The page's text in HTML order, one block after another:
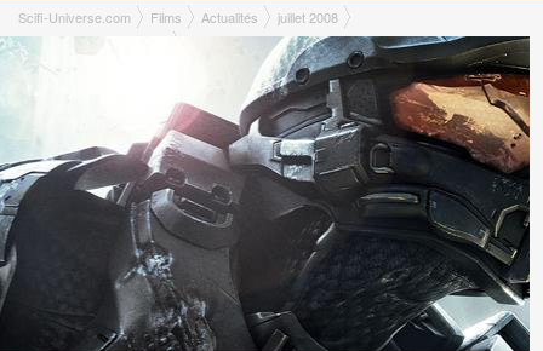
Scifi-Universe.com Films Actualités
juillet 2008
Halo 3 : Une Map gratuite